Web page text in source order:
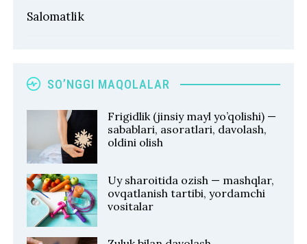
Salomatlik
SO’NGGI MAQOLALAR
Frigidlik (jinsiy mayl yo’qolishi) —
sabablari, asoratlari, davolash,
oldini olish
Uy sharoitida ozish — mashqlar,
ovqatlanish tartibi, yordamchi
vositalar